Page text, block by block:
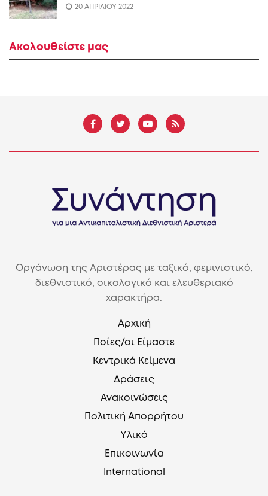
20 ΑΠΡΙΛΙΟΥ 2022
Ακολουθείστε μας
Οργάνωση της Αριστέρας με ταξικό, φεμινιστικό,
διεθνιστικό, οικολογικό και ελευθεριακό
χαρακτήρα.
Αρχική
Ποίες/οι Είμαστε
Κεντρικά Κείμενα
Δράσεις
Ανακοινώσεις
Πολιτική Απορρήτου
Υλικό
Επικοινωνία
International